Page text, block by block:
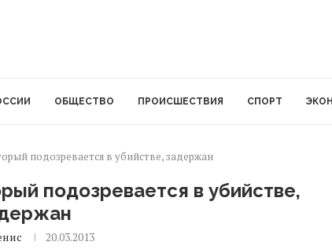
ОБЩЕСТВО ПРОИСШЕСТВИЯ СПОРТ
подозревается в убийстве, задержан
подозревается в убийстве,
20.03.2013